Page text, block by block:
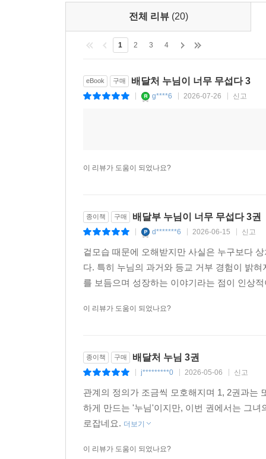
전체 리뷰 (20)
1 2 3 4
eBook 구매 배달처 누님이 너무 무섭다 3
g****6 2026-07-26 신고
이 리뷰가 도움이 되었나요?
종이책 구매 배달부 누님이 너무 무섭다 3권
d*******6 2026-06-15 신고
겉모습 때문에 오해받지만 사실은 누구보다
다. 특히 누님의 과거와 등교 거부 경험이 밝
를 보듬으며 성장하는 이야기라는 점이 인상
이 리뷰가 도움이 되었나요?
종이책 구매 배달처 누님 3권
j*********0 2026-05-06 신고
관계의 정의가 조금씩 모호해지며 1, 2권과는
하게 만드는 '누님'이지만, 이번 권에서는 그
로잡네요. 더보기
이 리뷰가 도움이 되었나요?